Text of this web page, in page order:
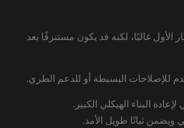
الأول غالبًا، لكنه قد يكون مستنزفًا بعد
للإصلاحات البسيطة أو للدعم الطري.
لإعادة البناء الهيكلي الكبير.
ويضمن ثباتًا طويل الأمد.